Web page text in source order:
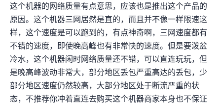
这个机器的网络质量有点意思，应该也是推出WTT这个产品的
原因。这个机器三网居然是直的，而且并不像[[HKBN]]一样限速10Mbps这
样，这个速度是可以跑到500Mbps+的，有点神奇啊，三网速度都有
不错的速度，即使晚高峰也有非常快的速度。但是要泼盆
冷水，这个机器闲时网络质量还不错，可以直连玩玩，但
是晚高峰波动非常大，部分地区丢包严重(高达70%的丢包)，少
部分地区速度仍然较高，大部分地区处于断流严重的状
态，不推荐你冲着“直连”去购买这个机器(商家本身也不保证